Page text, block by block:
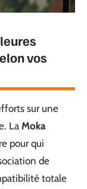
vos
sur une
La Moka
pour qui
de
totale